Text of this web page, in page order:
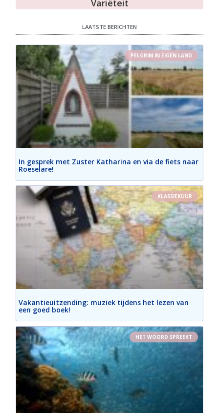
Variëteit
LAATSTE BERICHTEN
PELGRIM IN EIGEN LAND
In gesprek met Zuster Katharina en via de fiets naar
Roeselare!
KLASSIEKUUR
Vakantieuitzending: muziek tijdens het lezen van
een goed boek!
HET WOORD SPREEKT